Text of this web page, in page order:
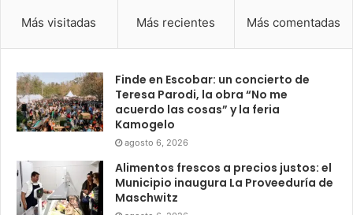
Más visitadas Más recientes Más comentadas
Finde en Escobar: un concierto de
Teresa Parodi, la obra “No me
acuerdo las cosas” y la feria
Kamogelo
agosto 6, 2026
Alimentos frescos a precios justos: el
Municipio inaugura La Proveeduría de
Maschwitz